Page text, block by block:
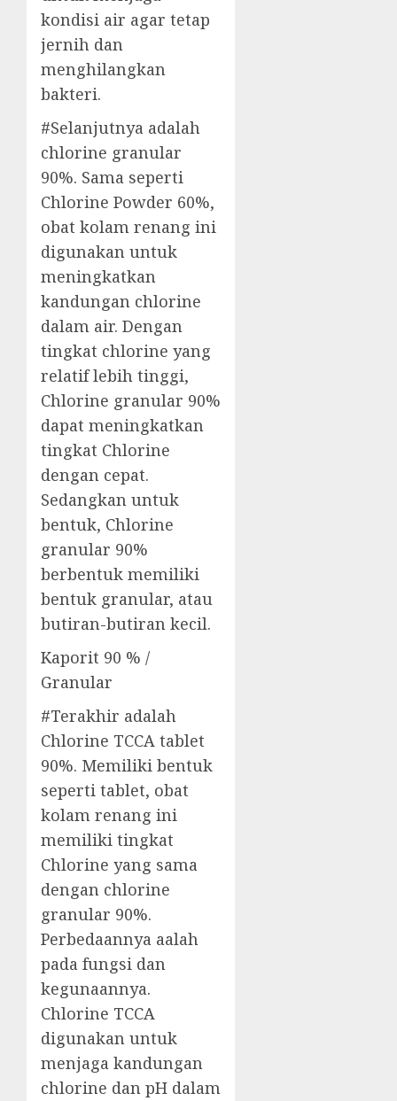
kondisi air agar tetap
jernih dan
menghilangkan
bakteri.
#Selanjutnya adalah
chlorine granular
90%. Sama seperti
Chlorine Powder 60%,
obat kolam renang ini
digunakan untuk
meningkatkan
kandungan chlorine
dalam air. Dengan
tingkat chlorine yang
relatif lebih tinggi,
Chlorine granular 90%
dapat meningkatkan
tingkat Chlorine
dengan cepat.
Sedangkan untuk
bentuk, Chlorine
granular 90%
berbentuk memiliki
bentuk granular, atau
butiran-butiran kecil.
Kaporit 90 % /
Granular
#Terakhir adalah
Chlorine TCCA tablet
90%. Memiliki bentuk
seperti tablet, obat
kolam renang ini
memiliki tingkat
Chlorine yang sama
dengan chlorine
granular 90%.
Perbedaannya aalah
pada fungsi dan
kegunaannya.
Chlorine TCCA
digunakan untuk
menjaga kandungan
chlorine dan pH dalam